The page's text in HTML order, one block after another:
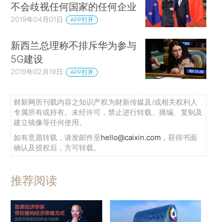
不会歧视任何国家的任何企业
2019年04月01日 APP打开
新西兰总理称不排斥华为参与
5G建设
2019年02月19日 APP打开
财新网所刊载内容之知识产权为财新传媒及/或相关权利人
专属所有或持有。未经许可，禁止进行转载、摘编、复制及
建立镜像等任何使用。
如有意愿转载，请发邮件至hello@caixin.com ，获得书面
确认及授权后，方可转载。
推荐阅读